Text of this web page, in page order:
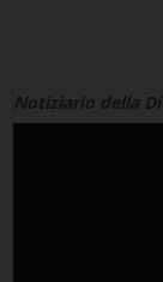
Notiziario della